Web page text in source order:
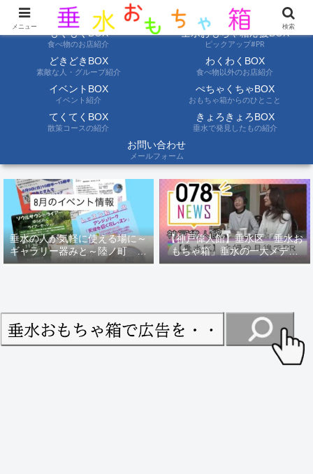
ようこそ垂水おもちゃ箱へ。垂水の情報を自分たちの目でみて聞いて伝えます
もぐもぐBOX
食べ物のお店紹介
垂水おもちゃ箱応援BOX
ピックアップ#PR
どきどきBOX
素敵な人・グループ紹介
わくわくBOX
食べ物以外のお店紹介
イベントBOX
イベント紹介
ぺちゃくちゃBOX
おもちゃ箱からのひとこと
てくてくBOX
散策コースの紹介
きょろきょろBOX
垂水で発見したもの紹介
お問い合わせ
メールフォーム
垂水の人が気軽に使える場に～
ギャラリー器みと～陸ノ町 ８
月のイベント情報
【神戸偉人館】垂水区「垂水お
もちゃ箱」垂水の一大メディ
ア！？｜神戸の魅力を凸インタ
メニュー 検索